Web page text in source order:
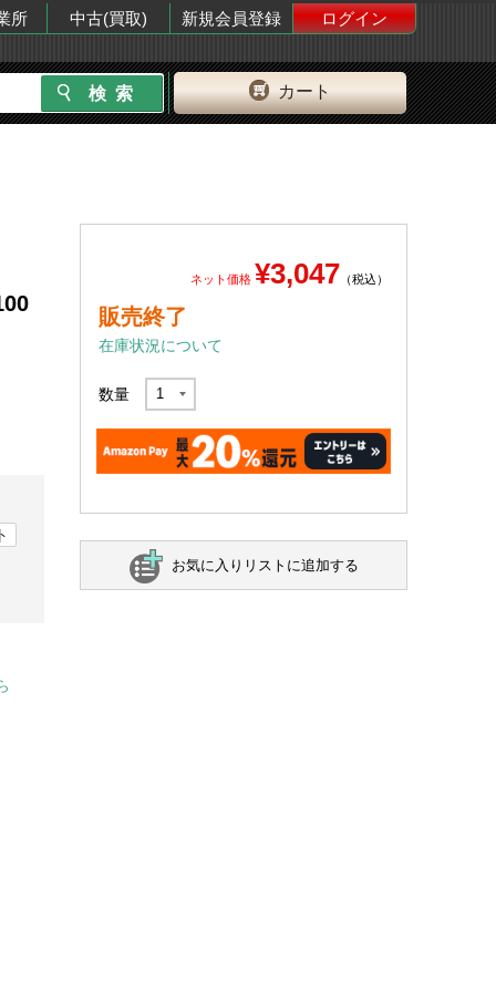
所 中古(買取) 新規会員登録 ログイン
カート
ネット価格 ¥3,047 （税込）
販売終了
在庫状況について
数量
お気に入りリストに追加する